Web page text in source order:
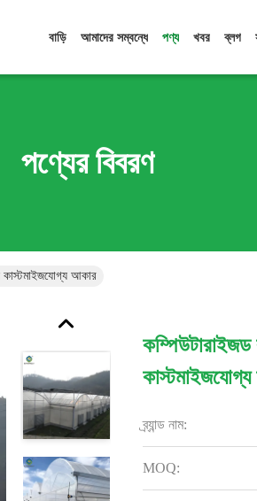
বাড়ি আমাদের সম্বন্ধে পণ্য খবর ব্লগ
পণ্যের বিবরণ
কাস্টমাইজযোগ্য আকার
কম্পিউটারাইজড
ব্র্যান্ড নাম:
MOQ: